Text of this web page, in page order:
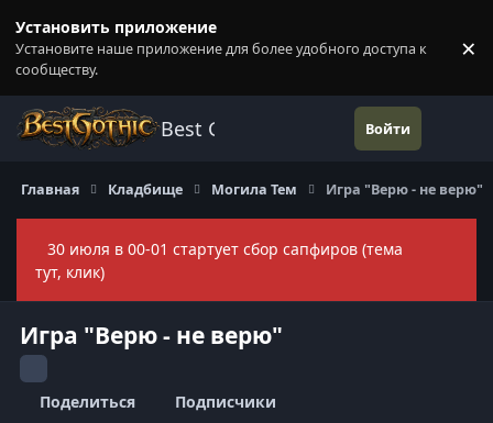
Установить приложение
Установите наше приложение для более удобного доступа к
сообществу.
×
Best Gothic Forums Войти
Главная Кладбище Могила Тем Игра "Верю - не верю"
30 июля в 00-01 стартует сбор сапфиров (тема
тут, клик)
Игра "Верю - не верю"
Поделиться Подписчики